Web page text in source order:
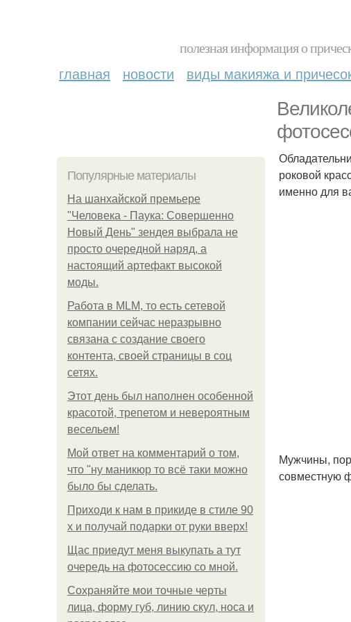
полезная информация о
главная новости виды макияжа и
Популярные материалы
На шанхайской премьере
"Человека - Паука: Совершенно
Новый День" зендея выбрала не
просто очередной наряд, а
настоящий артефакт высокой
моды.
Работа в MLM, то есть сетевой
компании сейчас неразрывно
связана с создание своего
контента, своей страницы в соц
сетях.
Этот день был наполнен особенной
красотой, трепетом и невероятным
весельем!
Мой ответ на комментарий о том,
что "ну маникюр то всё таки можно
было бы сделать.
Приходи к нам в прикиде в стиле 90
х и получай подарки от руки вверх!
Щас приедут меня выкупать а тут
очередь на фотосессию со мной.
Сохраняйте мои точные черты
лица, форму губ, линию скул, носа и
роковой
именно для
Мужчины,
совместную